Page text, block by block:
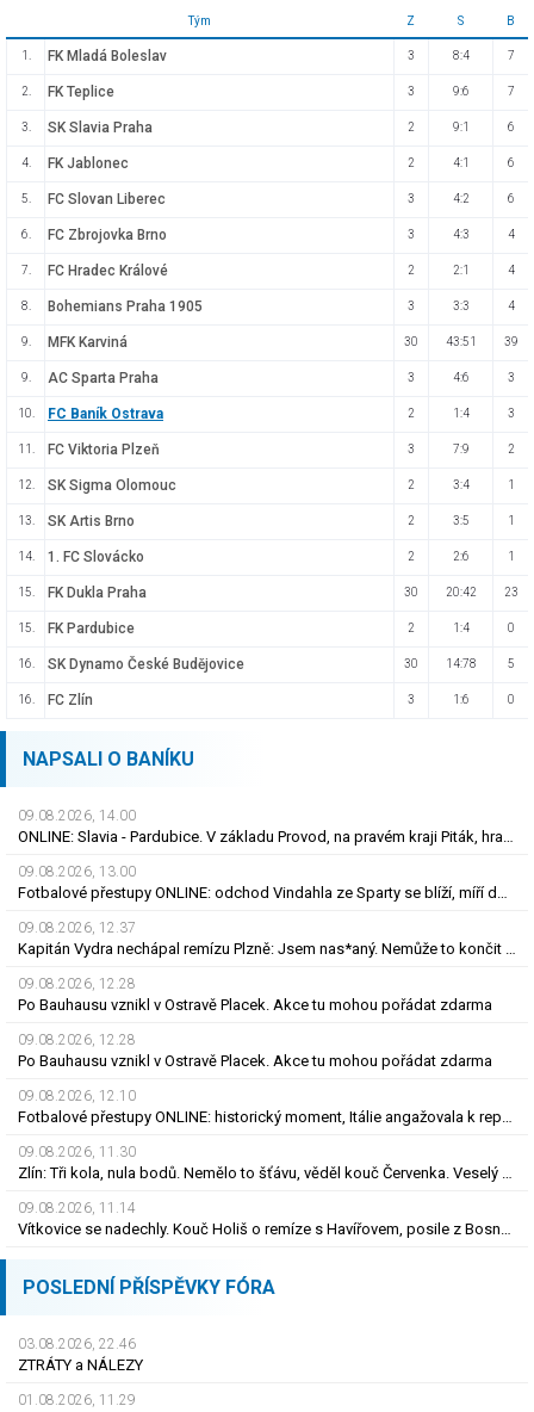
Tým Z S B
1. FK Mladá Boleslav 3 8:4 7
2. FK Teplice 3 9:6 7
3. SK Slavia Praha 2 9:1 6
4. FK Jablonec 2 4:1 6
5. FC Slovan Liberec 3 4:2 6
6. FC Zbrojovka Brno 3 4:3 4
7. FC Hradec Králové 2 2:1 4
8. Bohemians Praha 1905 3 3:3 4
9. MFK Karviná 30 43:51 39
9. AC Sparta Praha 3 4:6 3
10. FC Baník Ostrava 2 1:4 3
11. FC Viktoria Plzeň 3 7:9 2
12. SK Sigma Olomouc 2 3:4 1
13. SK Artis Brno 2 3:5 1
14. 1. FC Slovácko 2 2:6 1
15. FK Dukla Praha 30 20:42 23
15. FK Pardubice 2 1:4 0
16. SK Dynamo České Budějovice 30 14:78 5
16. FC Zlín 3 1:6 0
NAPSALI O BANÍKU
09.08.2026, 14.00
ONLINE: Slavia - Pardubice. V základu Provod, na pravém kraji Piták, hraje i N\'Guessan
09.08.2026, 13.00
Fotbalové přestupy ONLINE: odchod Vindahla ze Sparty se blíží, míří do druhé italské ligy
09.08.2026, 12.37
Kapitán Vydra nechápal remízu Plzně: Jsem nas*aný. Nemůže to končit jako házená
09.08.2026, 12.28
Po Bauhausu vznikl v Ostravě Placek. Akce tu mohou pořádat zdarma
09.08.2026, 12.28
Po Bauhausu vznikl v Ostravě Placek. Akce tu mohou pořádat zdarma
09.08.2026, 12.10
Fotbalové přestupy ONLINE: historický moment, Itálie angažovala k reprezentaci šermířku
09.08.2026, 11.30
Zlín: Tři kola, nula bodů. Nemělo to šťávu, věděl kouč Červenka. Veselý dostal dárek
09.08.2026, 11.14
Vítkovice se nadechly. Kouč Holiš o remíze s Havířovem, posile z Bosny i béčku
POSLEDNÍ PŘÍSPĚVKY FÓRA
03.08.2026, 22.46
ZTRÁTY a NÁLEZY
01.08.2026, 11.29